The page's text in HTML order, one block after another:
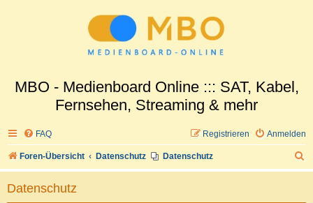
MBO - Medienboard Online ::: SAT, Kabel,
Fernsehen, Streaming & mehr
FAQ Anmelden
Registrieren
Foren-Übersicht Datenschutz Datenschutz
u
Datenschutz